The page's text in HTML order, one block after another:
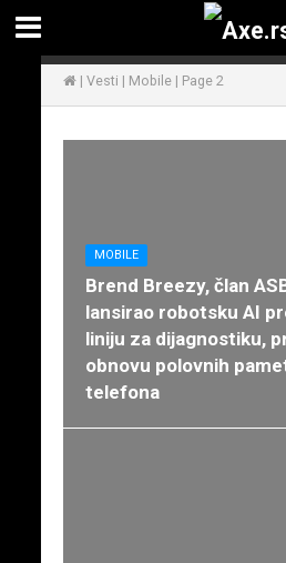
| Vesti | Mobile| Page 2
MOBILE
Brend Breezy, član
lansirao robotsku AI
liniju za dijagnostiku,
obnovu polovnih
telefona